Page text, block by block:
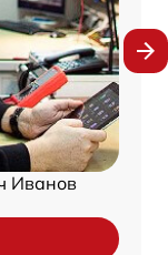
Иванов